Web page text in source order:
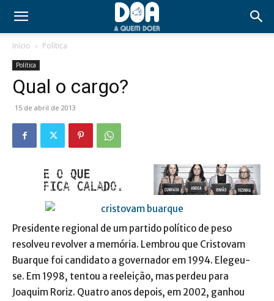
Início Política
Política
Qual o cargo?
15 de abril de 2013
Presidente regional de um partido político de peso
resolveu revolver a memória. Lembrou que Cristovam
Buarque foi candidato a governador em 1994. Elegeu-
se. Em 1998, tentou a reeleição, mas perdeu para
Joaquim Roriz. Quatro anos depois, em 2002, ganhou